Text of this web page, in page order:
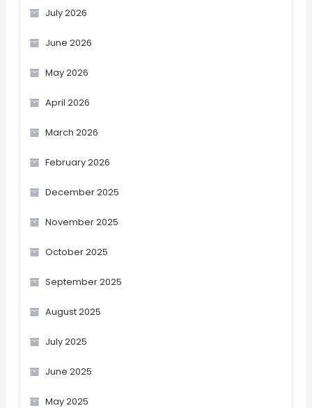
July 2026
June 2026
May 2026
April 2026
March 2026
February 2026
December 2025
November 2025
October 2025
September 2025
August 2025
July 2025
June 2025
May 2025